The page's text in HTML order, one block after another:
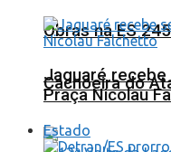
Obras na ES
Cachoeira do
Jaguaré
Praça Nicolau
Estado